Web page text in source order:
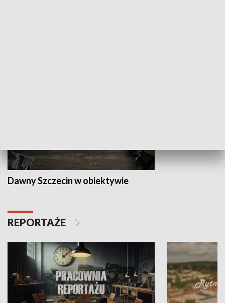
Dawny Szczecin w obiektywie
REPORTAŻE